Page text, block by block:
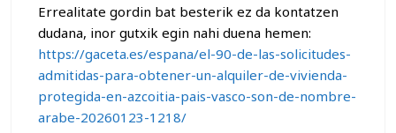
Errealitate gordin bat besterik ez da kontatzen
dudana, inor gutxik egin nahi duena hemen:
https://gaceta.es/espana/el-90-de-las-solicitudes-
admitidas-para-obtener-un-alquiler-de-vivienda-
protegida-en-azcoitia-pais-vasco-son-de-nombre-
arabe-20260123-1218/